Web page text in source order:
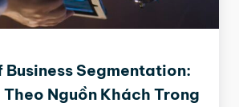
Business Segmentation:
Theo Nguồn Khách Trong